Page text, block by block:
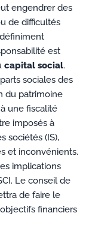
engendrer des
de difficultés
est
capital social.
sociales des
du patrimoine
une fiscalité
imposés à
sociétés (IS),
et inconvénients.
implications
Le conseil de
de faire le
financiers